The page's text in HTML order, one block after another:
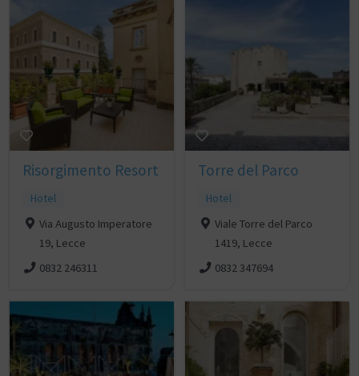
Risorgimento Resort
Hotel
Via Augusto Imperatore
19, Lecce
0832 246311
Torre del Parco
Hotel
Viale Torre del Parco
1419, Lecce
0832 347694